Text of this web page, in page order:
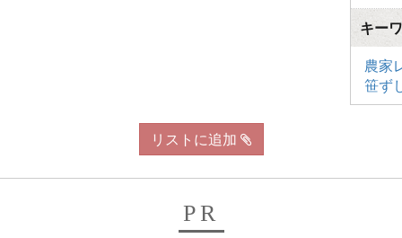
キー
農家
笹ず
リストに追加
PR